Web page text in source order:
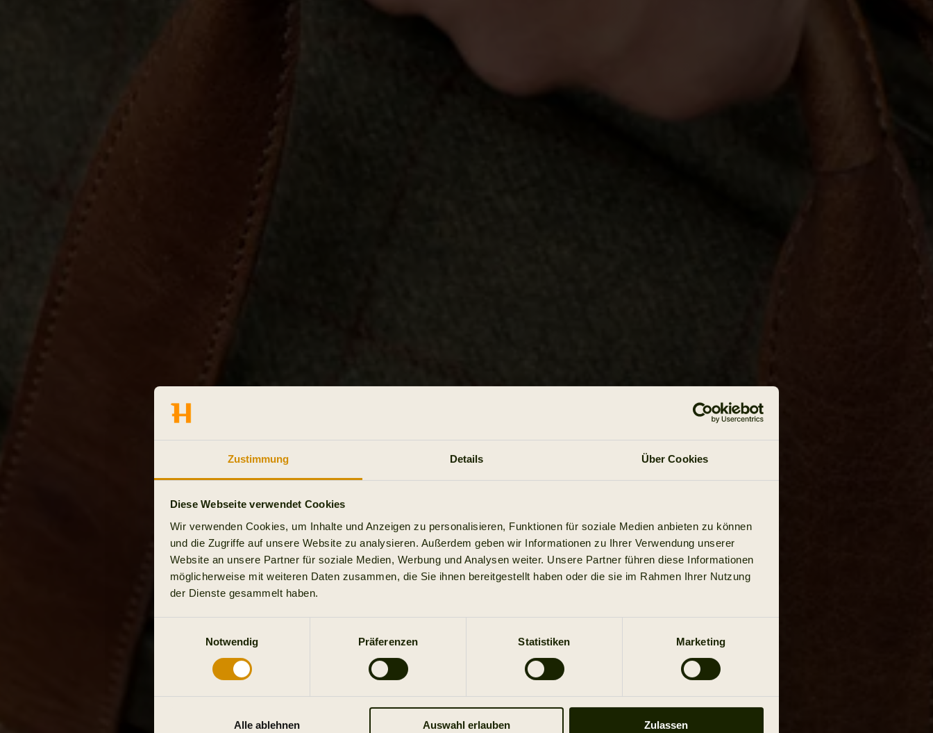
Zustimmung Details Über Cookies
Diese Webseite verwendet Cookies
Wir verwenden Cookies, um Inhalte und Anzeigen zu personalisieren, Funktionen für soziale Medien anbieten zu können
und die Zugriffe auf unsere Website zu analysieren. Außerdem geben wir Informationen zu Ihrer Verwendung unserer
Website an unsere Partner für soziale Medien, Werbung und Analysen weiter. Unsere Partner führen diese Informationen
möglicherweise mit weiteren Daten zusammen, die Sie ihnen bereitgestellt haben oder die sie im Rahmen Ihrer Nutzung
der Dienste gesammelt haben.
Notwendig
Präferenzen Statistiken Marketing
Alle ablehnen Auswahl erlauben Zulassen